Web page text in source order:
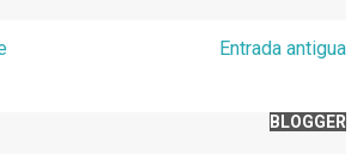
Entrada antigua
BLOGGER